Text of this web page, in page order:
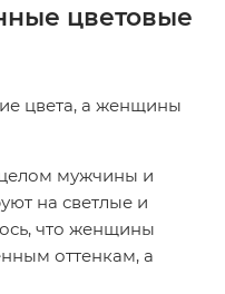
цветовые
цвета, а женщины
мужчины и
на светлые и
что женщины
оттенкам, а